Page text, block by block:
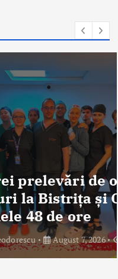
de organe
și Oradea
7, 2026 323 views